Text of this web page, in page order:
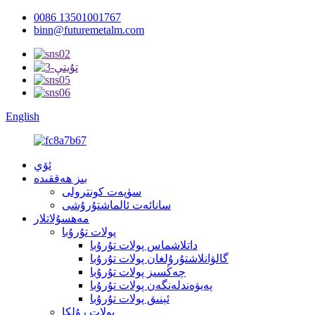
0086 13501001767
binn@futuremetalm.com
English
ئۆي
بىز ھەققىدە
سۈپەت كونترولى
سانائەت ئالماشتۇرۇشى
مەھسۇلاتلار
پولات تۇرۇبا
داتلاشماس پولات تۇرۇبا
گالۋانلاشتۇرۇلغان پولات تۇرۇبا
چەڭسىز پولات تۇرۇبا
پەيۋەندلەنگەن پولات تۇرۇبا
ئېنىق پولات تۇرۇبا
پولات رۇلكا